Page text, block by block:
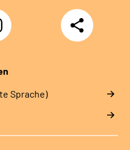
Teilen
Sprache)